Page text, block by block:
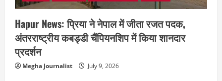
Hapur News: प्रिया ने नेपाल में जीता रजत पदक,
अंतरराष्ट्रीय कबड्डी चैंपियनशिप में किया शानदार
प्रदर्शन
Megha Journalist July 9, 2026